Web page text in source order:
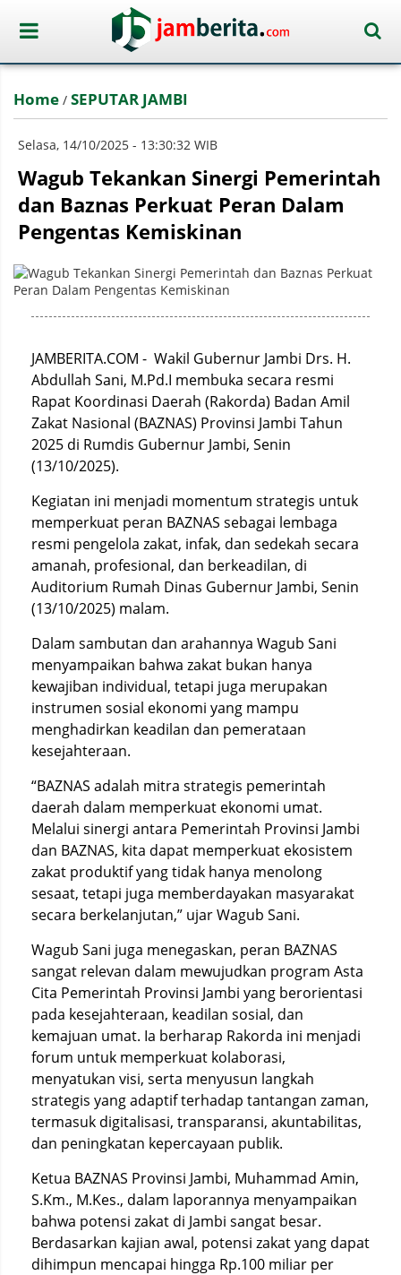
Home / SEPUTAR JAMBI
Selasa, 14/10/2025 - 13:30:32 WIB
Wagub Tekankan Sinergi Pemerintah
dan Baznas Perkuat Peran Dalam
Pengentas Kemiskinan
JAMBERITA.COM - Wakil Gubernur Jambi Drs. H.
Abdullah Sani, M.Pd.I membuka secara resmi
Rapat Koordinasi Daerah (Rakorda) Badan Amil
Zakat Nasional (BAZNAS) Provinsi Jambi Tahun
2025 di Rumdis Gubernur Jambi, Senin
(13/10/2025).
Kegiatan ini menjadi momentum strategis untuk
memperkuat peran BAZNAS sebagai lembaga
resmi pengelola zakat, infak, dan sedekah secara
amanah, profesional, dan berkeadilan, di
Auditorium Rumah Dinas Gubernur Jambi, Senin
(13/10/2025) malam.
Dalam sambutan dan arahannya Wagub Sani
menyampaikan bahwa zakat bukan hanya
kewajiban individual, tetapi juga merupakan
instrumen sosial ekonomi yang mampu
menghadirkan keadilan dan pemerataan
kesejahteraan.
“BAZNAS adalah mitra strategis pemerintah
daerah dalam memperkuat ekonomi umat.
Melalui sinergi antara Pemerintah Provinsi Jambi
dan BAZNAS, kita dapat memperkuat ekosistem
zakat produktif yang tidak hanya menolong
sesaat, tetapi juga memberdayakan masyarakat
secara berkelanjutan,” ujar Wagub Sani.
Wagub Sani juga menegaskan, peran BAZNAS
sangat relevan dalam mewujudkan program Asta
Cita Pemerintah Provinsi Jambi yang berorientasi
pada kesejahteraan, keadilan sosial, dan
kemajuan umat. Ia berharap Rakorda ini menjadi
forum untuk memperkuat kolaborasi,
menyatukan visi, serta menyusun langkah
strategis yang adaptif terhadap tantangan zaman,
termasuk digitalisasi, transparansi, akuntabilitas,
dan peningkatan kepercayaan publik.
Ketua BAZNAS Provinsi Jambi, Muhammad Amin,
S.Km., M.Kes., dalam laporannya menyampaikan
bahwa potensi zakat di Jambi sangat besar.
Berdasarkan kajian awal, potensi zakat yang dapat
dihimpun mencapai hingga Rp.100 miliar per